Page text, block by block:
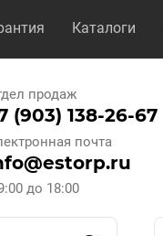
Каталоги
продаж
(903) 138-26-67
почта
до 18:00